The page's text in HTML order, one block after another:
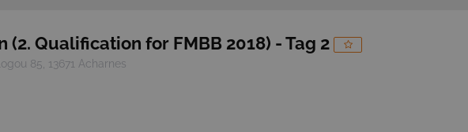
Qualification for FMBB 2018) - Tag 2
85, 13671 Acharnes